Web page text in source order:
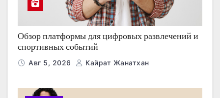
Обзор платформы для цифровых развлечений и
спортивных событий
Авг 5, 2026 Кайрат Жанатхан